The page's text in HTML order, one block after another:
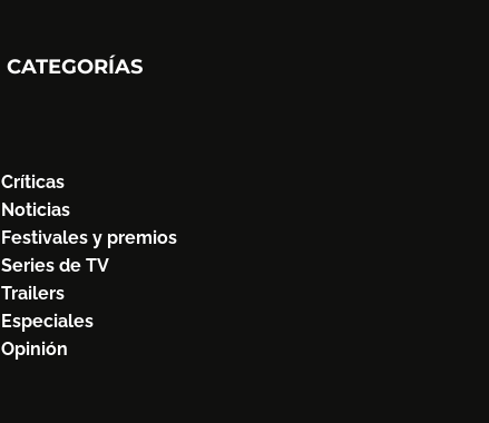
CATEGORÍAS
Críticas
Noticias
Festivales y premios
Series de TV
Trailers
Especiales
Opinión